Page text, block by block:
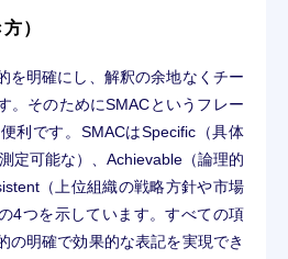
）
を明確にし、解釈の余地なくチー
。そのためにSMACというフレー
利です。SMACはSpecific（具体
定可能な）、Achievable（論理的
（上位組織の戦略方針や市場
4つを示しています。すべての項
の明確で効果的な表記を実現でき